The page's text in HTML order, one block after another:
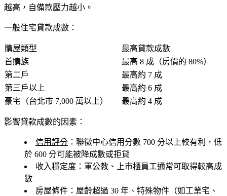
越高，自備款壓力越小。
一般住宅貸款成數：
購屋類型
最高貸款成數
首購族
最高 8 成 （房價的 80%）
第二戶
最高約 7 成
第三戶以上
最高約 6 成
豪宅（台北市 7,000 萬以上）
最高約 4 成
影響貸款成數的因素：
信用評分 ：聯徵中心信用分數 700 分以上較有利，低
於 600 分可能被降成數或拒貸
收入穩定度 ：軍公教、上市櫃員工通常可取得較高成
數
房屋條件 ：屋齡超過 30 年、特殊物件（如工業宅、